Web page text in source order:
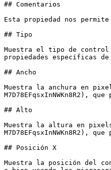
## Comentarios
Esta propiedad nos
## Tipo
Muestra el tipo de control
propiedades específicas
## Ancho
Muestra la anchura en
M7D78EFqsxInNWKn8R2),
## Alto
Muestra la altura en
M7D78EFqsxInNWKn8R2),
## Posición X
Muestra la posición del